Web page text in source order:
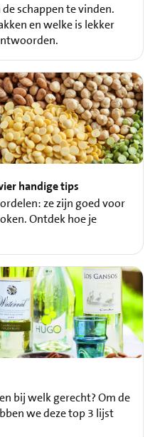
schappen te vinden.
en welke is lekker
handige tips
ze zijn goed voor
Ontdek hoe je
bij welk gerecht? Om de
we deze top 3 lijst